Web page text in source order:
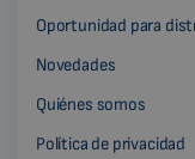
Oportunidad para
Novedades
Quiénes somos
Política de privacidad